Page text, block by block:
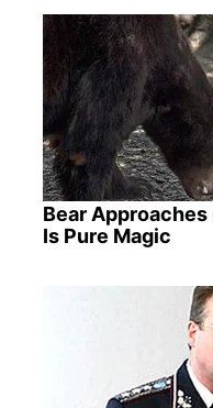
Bear
Is Pure Magic